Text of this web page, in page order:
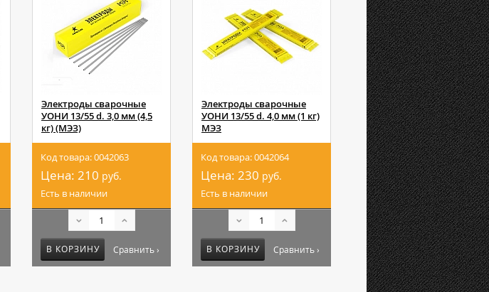
Электроды сварочные
УОНИ 13/55 d. 3,0 мм (4,5
кг) (МЭЗ)
Код товара: 0042063
Цена: 210 руб.
Есть в наличии
В КОРЗИНУ Сравнить ›
Электроды сварочные
УОНИ 13/55 d. 4,0 мм (1 кг)
МЭЗ
Код товара: 0042064
Цена: 230 руб.
Есть в наличии
В КОРЗИНУ Сравнить ›